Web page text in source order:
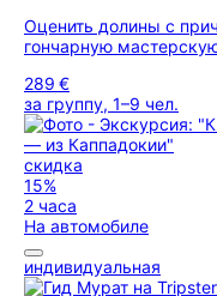
Оценить долины с
гончарную
289 €
за группу, 1–9 чел.
скидка
15%
2 часа
На автомобиле
индивидуальная